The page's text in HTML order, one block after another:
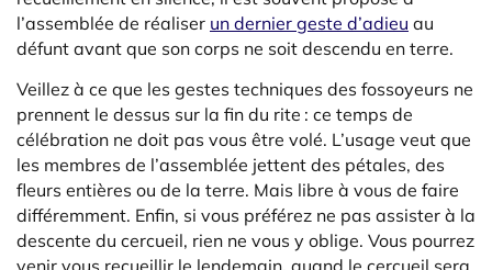
l’assemblée de réaliser un dernier geste d’adieu au
défunt avant que son corps ne soit descendu en terre.
Veillez à ce que les gestes techniques des fossoyeurs ne
prennent le dessus sur la fin du rite : ce temps de
célébration ne doit pas vous être volé. L’usage veut que
les membres de l’assemblée jettent des pétales, des
fleurs entières ou de la terre. Mais libre à vous de faire
différemment. Enfin, si vous préférez ne pas assister à la
descente du cercueil, rien ne vous y oblige. Vous pourrez